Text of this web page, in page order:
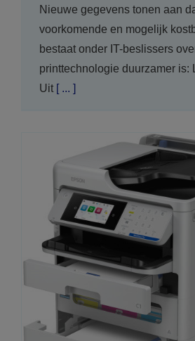
Nieuwe gegevens tonen aan
voorkomende en mogelijk
bestaat onder IT-beslissers
printtechnologie duurzamer is:
Uit[ ... ]